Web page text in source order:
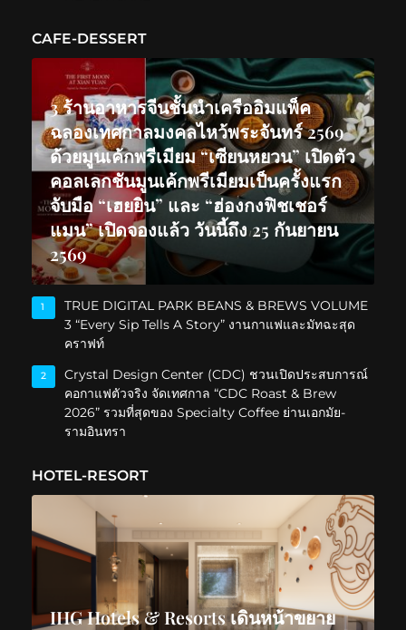
CAFE-DESSERT
3 ร้านอาหารจีนชั้นนำเครืออิมแพ็ค
ฉลองเทศกาลมงคลไหว้พระจันทร์ 2569
ด้วยมูนเค้กพรีเมียม “เซียนหยวน” เปิดตัว
คอลเลกชันมูนเค้กพรีเมียมเป็นครั้งแรก
จับมือ “เฮยยิน” และ “ฮ่องกงฟิชเชอร์
แมน” เปิดจองแล้ว วันนี้ถึง 25 กันยายน
2569
1
TRUE DIGITAL PARK BEANS & BREWS VOLUME
3 “Every Sip Tells A Story” งานกาแฟและมัทฉะสุด
คราฟท์
2
Crystal Design Center (CDC) ชวนเปิดประสบการณ์
คอกาแฟตัวจริง จัดเทศกาล “CDC Roast & Brew
2026” รวมที่สุดของ Specialty Coffee ย่านเอกมัย-
รามอินทรา
HOTEL-RESORT
IHG Hotels & Resorts เดินหน้าขยาย